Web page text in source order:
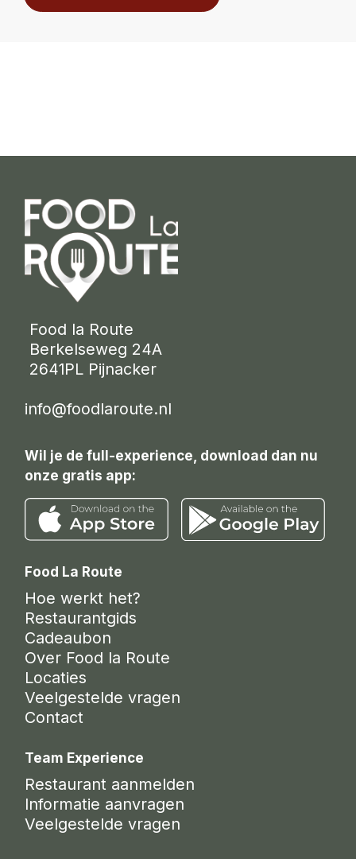
Food la Route
Berkelseweg 24A
2641PL Pijnacker
info@foodlaroute.nl
Wil je de full-experience, download dan nu
onze gratis app:
Food La Route
Hoe werkt het?
Restaurantgids
Cadeaubon
Over Food la Route
Locaties
Veelgestelde vragen
Contact
Team Experience
Restaurant aanmelden
Informatie aanvragen
Veelgestelde vragen